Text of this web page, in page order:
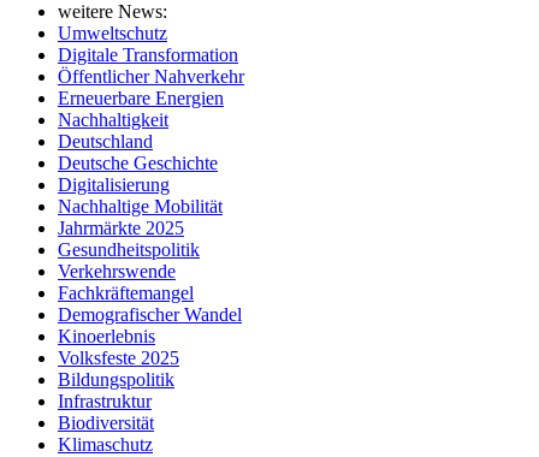
weitere News:
Umweltschutz
Digitale Transformation
Öffentlicher Nahverkehr
Erneuerbare Energien
Nachhaltigkeit
Deutschland
Deutsche Geschichte
Digitalisierung
Nachhaltige Mobilität
Jahrmärkte 2025
Gesundheitspolitik
Verkehrswende
Fachkräftemangel
Demografischer Wandel
Kinoerlebnis
Volksfeste 2025
Bildungspolitik
Infrastruktur
Biodiversität
Klimaschutz